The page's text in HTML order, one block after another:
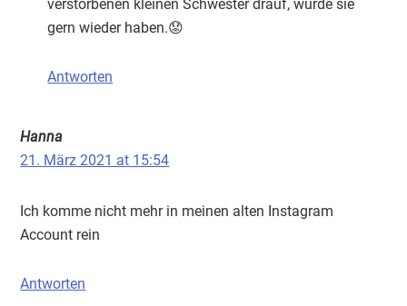
verstorbenen kleinen Schwester drauf, würde sie
gern wieder haben.😟
Antworten
Hanna
21. März 2021 at 15:54
Ich komme nicht mehr in meinen alten Instagram
Account rein
Antworten